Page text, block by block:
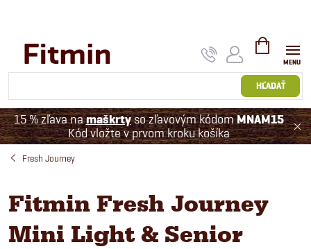
HĽADAŤ
NÁKUPNÝ
KOŠÍK
15 % zľava namaškrtyso zľavovým kódomMNAM15
Kód vložte v prvom kroku košíka
Fresh Journey
Fitmin Fresh Journey
Mini Light & Senior